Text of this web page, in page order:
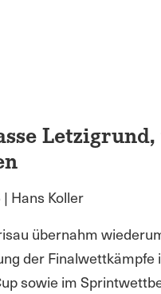
Hans Koller
übernahm
der
sowie im